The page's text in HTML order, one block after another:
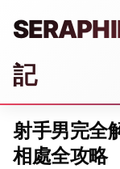
記
射手男完全
相處全攻略